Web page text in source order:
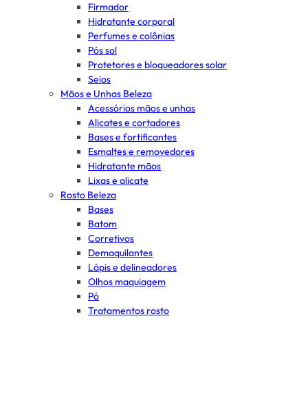
Firmador
Hidratante corporal
Perfumes e colônias
Pós sol
Protetores e bloqueadores solar
Seios
Mãos e Unhas Beleza
Acessórios mãos e unhas
Alicates e cortadores
Bases e fortificantes
Esmaltes e removedores
Hidratante mãos
Lixas e alicate
Rosto Beleza
Bases
Batom
Corretivos
Demaquilantes
Lápis e delineadores
Olhos maquiagem
Pó
Tratamentos rosto